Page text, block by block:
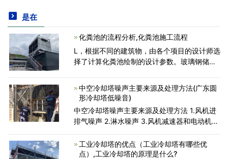
是在
化粪池的流程分析,化粪池施工流程
L，根据不同的建筑物，由各个项目的设计师选
择了计算化粪池绘制的设计参数。玻璃钢储罐
通过微电脑控制机器缠绕制造而成的新型复合
材料。玻璃钢冷
中空冷却塔噪声主要来源及处理方法(广东圆
形冷却塔低噪音)
中空冷却塔噪声主要来源及处理方法 1.风机进
排气噪声 2.淋水噪声 3.风机减速器和电动机噪
却塔降噪处理方法 消声墙，在中空冷却塔进风
两侧面和
工业冷却塔的优点（工业冷却塔有哪些优
点）,工业冷却塔的原理是什么?